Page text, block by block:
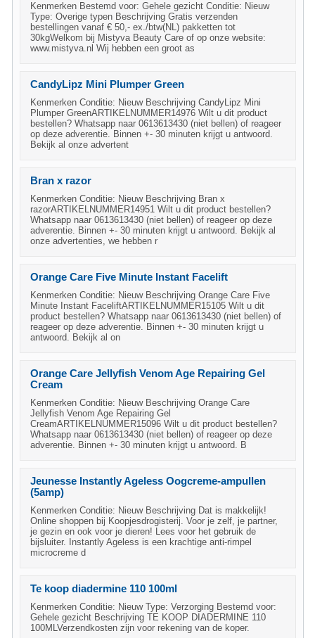
Kenmerken Bestemd voor: Gehele gezicht Conditie: Nieuw
Type: Overige typen Beschrijving Gratis verzenden
bestellingen vanaf € 50,- ex./btw(NL) pakketten tot
30kgWelkom bij Mistyva Beauty Care of op onze website:
www.mistyva.nl Wij hebben een groot as
CandyLipz Mini Plumper Green
Kenmerken Conditie: Nieuw Beschrijving CandyLipz Mini
Plumper GreenARTIKELNUMMER14976 Wilt u dit product
bestellen? Whatsapp naar 0613613430 (niet bellen) of reageer
op deze adverentie. Binnen +- 30 minuten krijgt u antwoord.
Bekijk al onze advertent
Bran x razor
Kenmerken Conditie: Nieuw Beschrijving Bran x
razorARTIKELNUMMER14951 Wilt u dit product bestellen?
Whatsapp naar 0613613430 (niet bellen) of reageer op deze
adverentie. Binnen +- 30 minuten krijgt u antwoord. Bekijk al
onze advertenties, we hebben r
Orange Care Five Minute Instant Facelift
Kenmerken Conditie: Nieuw Beschrijving Orange Care Five
Minute Instant FaceliftARTIKELNUMMER15105 Wilt u dit
product bestellen? Whatsapp naar 0613613430 (niet bellen) of
reageer op deze adverentie. Binnen +- 30 minuten krijgt u
antwoord. Bekijk al on
Orange Care Jellyfish Venom Age Repairing Gel
Cream
Kenmerken Conditie: Nieuw Beschrijving Orange Care
Jellyfish Venom Age Repairing Gel
CreamARTIKELNUMMER15096 Wilt u dit product bestellen?
Whatsapp naar 0613613430 (niet bellen) of reageer op deze
adverentie. Binnen +- 30 minuten krijgt u antwoord. B
Jeunesse Instantly Ageless Oogcreme-ampullen
(5amp)
Kenmerken Conditie: Nieuw Beschrijving Dat is makkelijk!
Online shoppen bij Koopjesdrogisterij. Voor je zelf, je partner,
je gezin en ook voor je dieren! Lees voor het gebruik de
bijsluiter. Instantly Ageless is een krachtige anti-rimpel
microcreme d
Te koop diadermine 110 100ml
Kenmerken Conditie: Nieuw Type: Verzorging Bestemd voor:
Gehele gezicht Beschrijving TE KOOP DIADERMINE 110
100MLVerzendkosten zijn voor rekening van de koper.